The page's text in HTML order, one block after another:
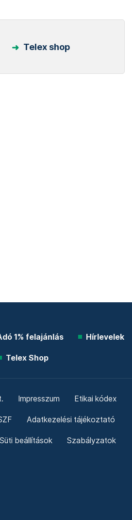
Telex shop
1% felajánlás Hírlevelek
Telex Shop
Impresszum Etikai kódex
Adatkezelési tájékoztató
Süti beállítások Szabályzatok